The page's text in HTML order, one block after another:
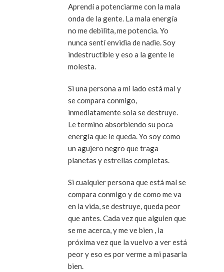
Aprendí a potenciarme con la mala
onda de la gente. La mala energía
no me debilita, me potencia. Yo
nunca sentí envidia de nadie. Soy
indestructible y eso a la gente le
molesta.
Si una persona a mi lado está mal y
se compara conmigo,
inmediatamente sola se destruye.
Le termino absorbiendo su poca
energía que le queda. Yo soy como
un agujero negro que traga
planetas y estrellas completas.
Si cualquier persona que está mal se
compara conmigo y de como me va
en la vida, se destruye, queda peor
que antes. Cada vez que alguien que
se me acerca, y me ve bien , la
próxima vez que la vuelvo a ver está
peor y eso es por verme a mi pasarla
bien.